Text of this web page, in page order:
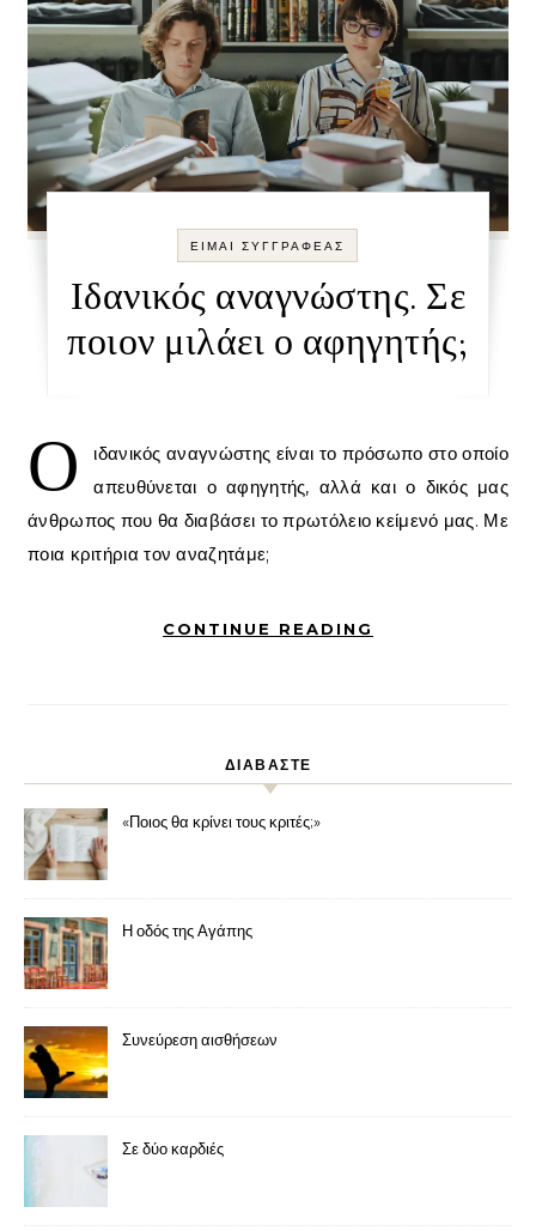
ΕΙΜΑΙ ΣΥΓΓΡΑΦΕΑΣ
Ιδανικός αναγνώστης. Σε
ποιον μιλάει ο αφηγητής;
Ο
ιδανικός αναγνώστης είναι το πρόσωπο στο οποίο
απευθύνεται ο αφηγητής, αλλά και ο δικός μας
άνθρωπος που θα διαβάσει το πρωτόλειο κείμενό μας. Με
ποια κριτήρια τον αναζητάμε;
CONTINUE READING
ΔΙΑΒΑΣΤΕ
«Ποιος θα κρίνει τους κριτές;»
Η οδός της Αγάπης
Συνεύρεση αισθήσεων
Σε δύο καρδιές